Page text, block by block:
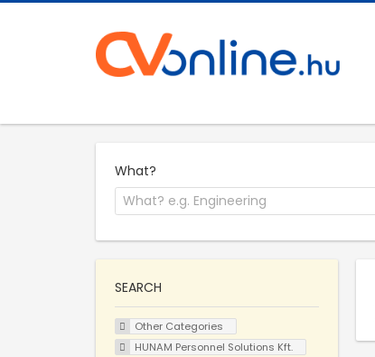
What?
SEARCH
Other Categories
HUNAM Personnel Solutions Kft.